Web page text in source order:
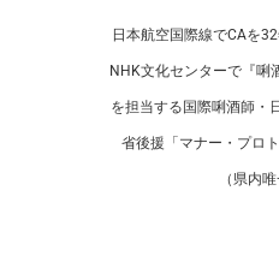
日本航空国際線でCAを
NHK文化センターで『唎
を担当する国際唎酒師・
省後援「マナー・プロ
（県内唯